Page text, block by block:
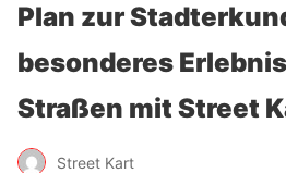
Plan zur
besonderes
Straßen mit Street
Street Kart